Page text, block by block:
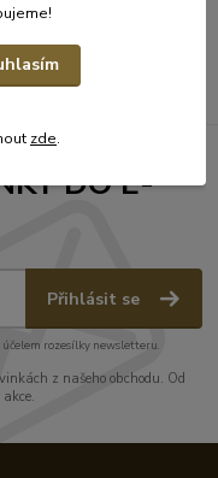
DO E-
Přihlásit se
rozesílky newsletteru.
z našeho obchodu. Od
zde.